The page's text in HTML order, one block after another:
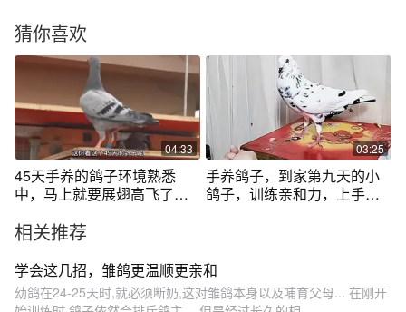
猜你喜欢
04:33
45天手养的鸽子环境熟悉
中，马上就要展翅高飞了！
03:25
手养鸽子，到家第九天的小
鸽子，训练亲和力，上手，
相关推荐
学会这几招，雏鸽更温顺更亲和
幼鸽在24-25天时,就必须断奶,这对雏鸽本身以及哺育父母... 在刚开